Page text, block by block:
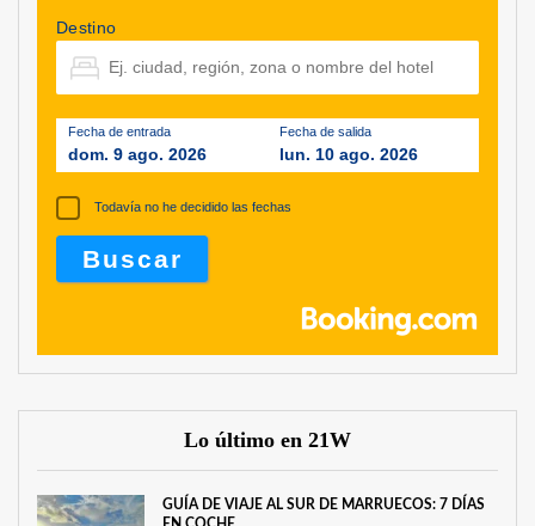
Destino
Fecha de entrada
dom. 9 ago. 2026
Fecha de salida
lun. 10 ago. 2026
Todavía no he decidido las fechas
Lo último en 21W
GUÍA DE VIAJE AL SUR DE MARRUECOS: 7 DÍAS